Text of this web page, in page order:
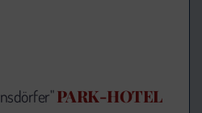
PARK-HOTEL